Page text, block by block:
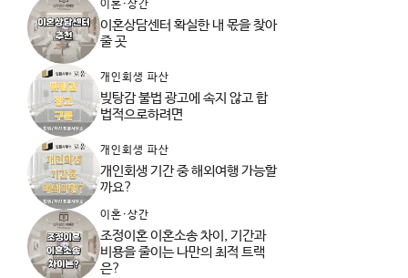
이혼·상간
이혼상담센터 확실한 내 몫을 찾아
줄 곳
개인회생 파산
빚탕감 불법 광고에 속지 않고 합
법적으로하려면
개인회생 파산
개인회생 기간 중 해외여행 가능할
까요?
이혼·상간
조정이혼 이혼소송 차이, 기간과
비용을 줄이는 나만의 최적 트랙
은?